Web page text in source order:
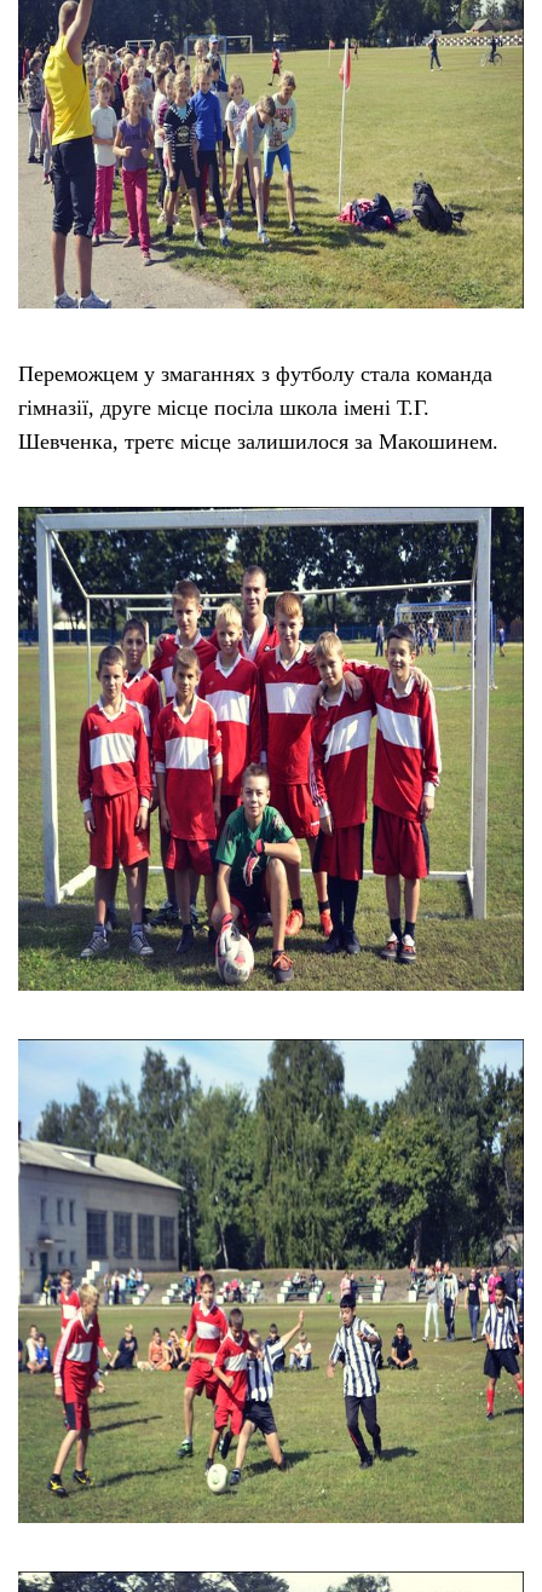
Переможцем у змаганнях з футболу стала команда
гімназії, друге місце посіла школа імені Т.Г.
Шевченка, третє місце залишилося за Макошинем.